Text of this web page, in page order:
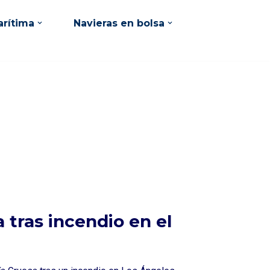
Navieras en bolsa
tras incendio en el